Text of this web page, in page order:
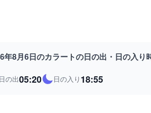
年8月6日のカラートの日の出・日の入り
日の出05:20 日の入り 18:55